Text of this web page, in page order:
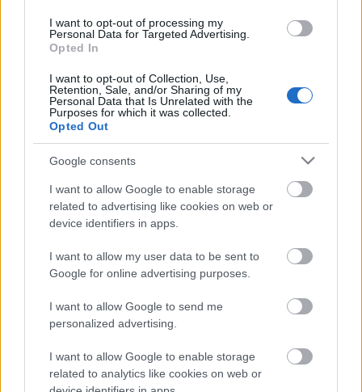
I want to opt-out of processing my
Personal Data for Targeted Advertising.
Opted In
I want to opt-out of Collection, Use,
Retention, Sale, and/or Sharing of my
Personal Data that Is Unrelated with the
Purposes for which it was collected.
Opted Out
Google consents
I want to allow Google to enable storage
related to advertising like cookies on web or
device identifiers in apps.
I want to allow my user data to be sent to
Google for online advertising purposes.
I want to allow Google to send me
personalized advertising.
I want to allow Google to enable storage
related to analytics like cookies on web or
puntos. Bravo es el mejor portero y el quinto más caro.
¿Seguirá con su buena racha y subiendo de valor?
Tutorial: Valores de mercado
Los valores de mercado son una
¿Cómo se calcula? Os dejamos un
pequeño tutorial en el que se
explican de forma breve y sencilla
en qué se basan los populares
Emre Mor (Celta, centrocampista, 3.660.000,
aumento en los últimos 7 días: +55,1%)
El turco ha pasado de estar en la rampa de salida a ser
titular para Óscar en el Celta y rindiendo a buen nivel. Es el